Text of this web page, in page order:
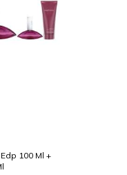
100 Ml +